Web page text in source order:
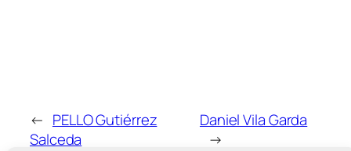
← PELLO Gutiérrez
Salceda
Daniel Vila Garda
→